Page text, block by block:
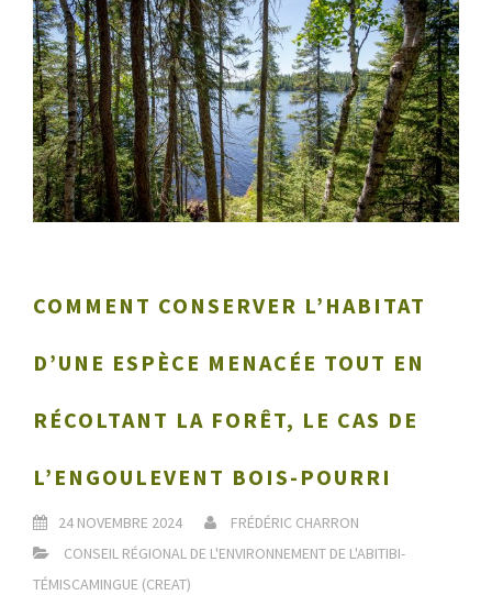
COMMENT CONSERVER L’HABITAT
D’UNE ESPÈCE MENACÉE TOUT EN
RÉCOLTANT LA FORÊT, LE CAS DE
L’ENGOULEVENT BOIS-POURRI
24 NOVEMBRE 2024
FRÉDÉRIC CHARRON
CONSEIL RÉGIONAL DE L'ENVIRONNEMENT DE L'ABITIBI-
TÉMISCAMINGUE (CREAT)